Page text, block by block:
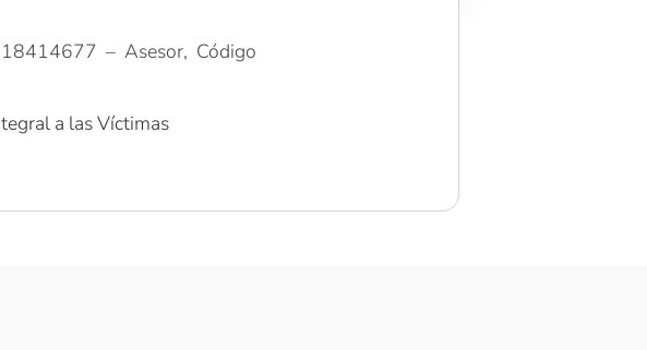
– Asesor, Código
a las Víctimas